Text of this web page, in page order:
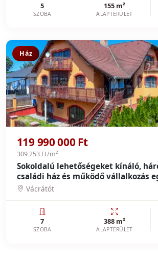
5
SZOBA
155 m²
ALAPTERÜLET
Ház
119 990 000 Ft
309 253 Ft/m²
Sokoldalú lehetőségeket kínáló,
családi ház és működő vállalkozás
Vácrátóton
Vácrátót
7
SZOBA
388 m²
ALAPTERÜLET